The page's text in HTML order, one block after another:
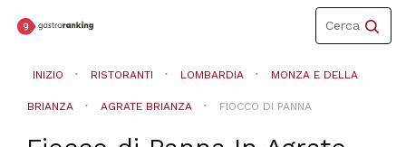
Toggle
navigation
Cerca
INIZIO RISTORANTI LOMBARDIA MONZA E DELLA
BRIANZA AGRATE BRIANZA FIOCCO DI PANNA